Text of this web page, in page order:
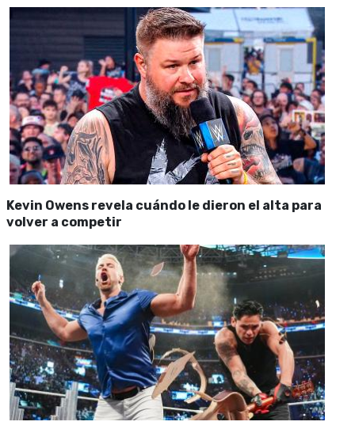
Kevin Owens revela cuándo le dieron el alta para
volver a competir